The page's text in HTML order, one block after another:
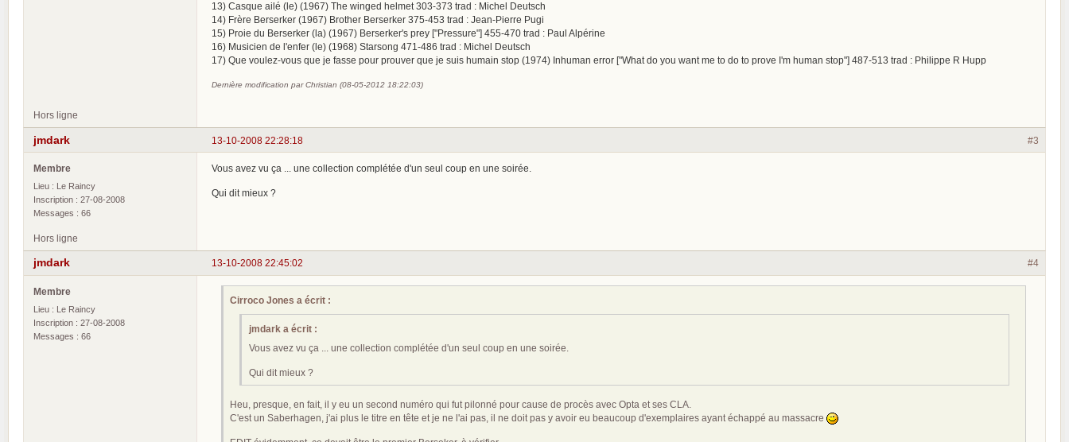
13) Casque ailé (le) (1967) The winged helmet 303-373 trad : Michel Deutsch
14) Frère Berserker (1967) Brother Berserker 375-453 trad : Jean-Pierre Pugi
15) Proie du Berserker (la) (1967) Berserker's prey ["Pressure"] 455-470 trad : Paul Alpérine
16) Musicien de l'enfer (le) (1968) Starsong 471-486 trad : Michel Deutsch
17) Que voulez-vous que je fasse pour prouver que je suis humain stop (1974) Inhuman error ["What do you want me to do to prove I'm human stop"] 487-513 trad : Philippe R Hupp
Dernière modification par Christian (08-05-2012 18:22:03)
Hors ligne
#3
13-10-2008 22:28:18
jmdark
Membre
Lieu : Le Raincy
Inscription : 27-08-2008
Messages : 66
Vous avez vu ça ... une collection complétée d'un seul coup en une soirée.
Qui dit mieux ?
Hors ligne
#4
13-10-2008 22:45:02
jmdark
Membre
Lieu : Le Raincy
Inscription : 27-08-2008
Messages : 66
Cirroco Jones a écrit :
jmdark a écrit :
Vous avez vu ça ... une collection complétée d'un seul coup en une soirée.
Qui dit mieux ?
Heu, presque, en fait, il y eu un second numéro qui fut pilonné pour cause de procès avec Opta et ses CLA.
C'est un Saberhagen, j'ai plus le titre en tête et je ne l'ai pas, il ne doit pas y avoir eu beaucoup d'exemplaires ayant échappé au massacre